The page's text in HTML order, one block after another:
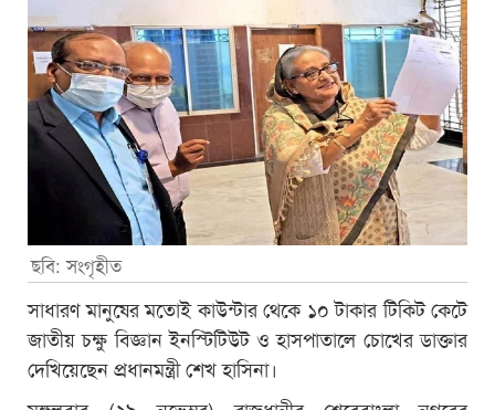
ছবি: সংগৃহীত
সাধারণ মানুষের মতোই কাউন্টার থেকে ১০ টাকার টিকিট কেটে
জাতীয় চক্ষু বিজ্ঞান ইনস্টিটিউট ও হাসপাতালে চোখের ডাক্তার
দেখিয়েছেন প্রধানমন্ত্রী শেখ হাসিনা।